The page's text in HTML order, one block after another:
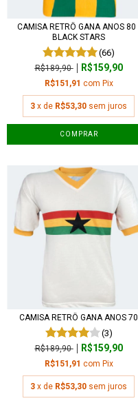
CAMISA RETRÔ GANA ANOS 80 |
BLACK STARS
(66)
R$189,90 R$159,90
R$151,91 com Pix
3 x de R$53,30 sem juros
COMPRAR
CAMISA RETRÔ GANA ANOS 70
(3)
R$189,90 R$159,90
R$151,91 com Pix
3 x de R$53,30 sem juros